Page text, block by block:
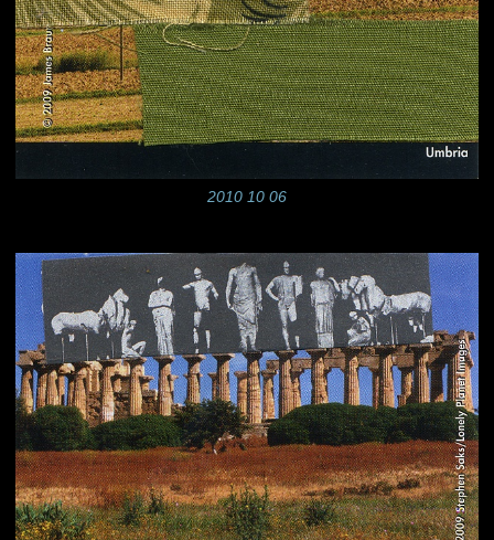
2010 10 06